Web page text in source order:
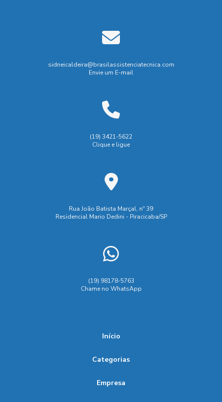
sidneicaldeira@brasilassistenciatecnica.com
Envie um E-mail
(19) 3421-5622
Clique e ligue
Rua João Batista Marçal, nº 39
Residencial Mario Dedini - Piracicaba/SP
(19) 98178-5763
Chame no WhatsApp
Início
Categorias
Empresa